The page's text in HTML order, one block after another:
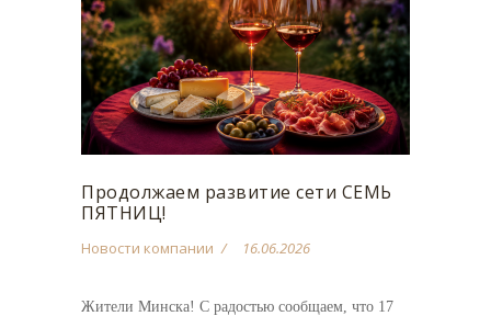
Продолжаем развитие сети СЕМЬ
ПЯТНИЦ!
Новости компании 16.06.2026
Жители Минска! С радостью сообщаем, что 17